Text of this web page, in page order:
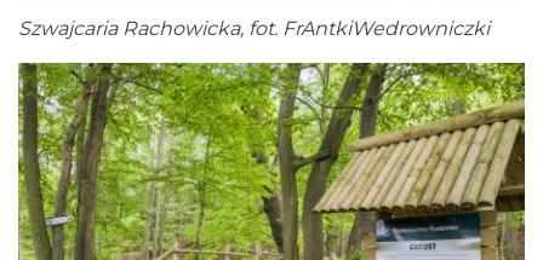
Szwajcaria Rachowicka, fot. FrAntkiWedrowniczki